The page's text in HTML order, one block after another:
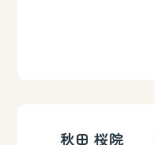
秋田 桜院